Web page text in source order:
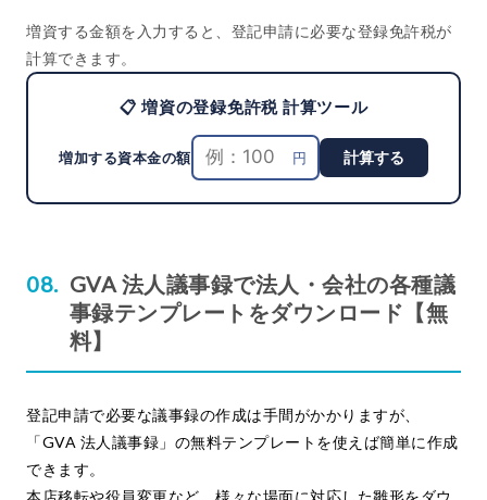
増資する金額を入力すると、登記申請に必要な登録免許税が
計算できます。
📋 増資の登録免許税 計算ツール
増加する資本金の額 円 計算する
GVA 法人議事録で法人・会社の各種議
事録テンプレートをダウンロード【無
料】
登記申請で必要な議事録の作成は手間がかかりますが、
「GVA 法人議事録」の無料テンプレートを使えば簡単に作成
できます。
本店移転や役員変更など、様々な場面に対応した雛形をダウ